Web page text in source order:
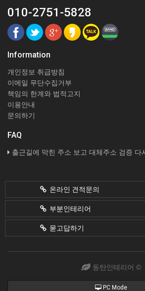
010-2751-5828
Information
개인정보 취급방침
이메일 무단수집거부
책임의 한계와 법적고지
이용안내
문의하기
FAQ
출근길에 막힌 주소 보고 대체주소 검증 다
온라인 견적문의
부분인테리어
묻고답하기
동탄인테리어 ©
PC Mode